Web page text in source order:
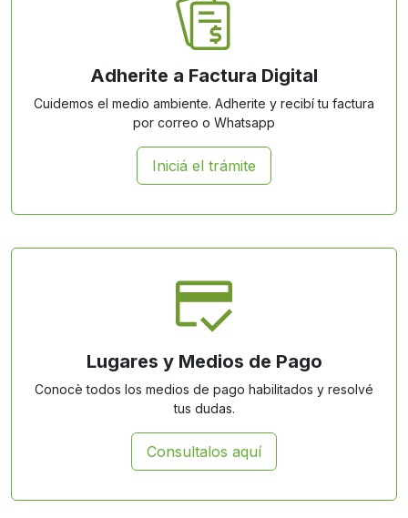
Adherite a Factura Digital
Cuidemos el medio ambiente. Adherite y recibí tu factura
por correo o Whatsapp
Iniciá el trámite
Lugares y Medios de Pago
Conocè todos los medios de pago habilitados y resolvé
tus dudas.
Consultalos aquí